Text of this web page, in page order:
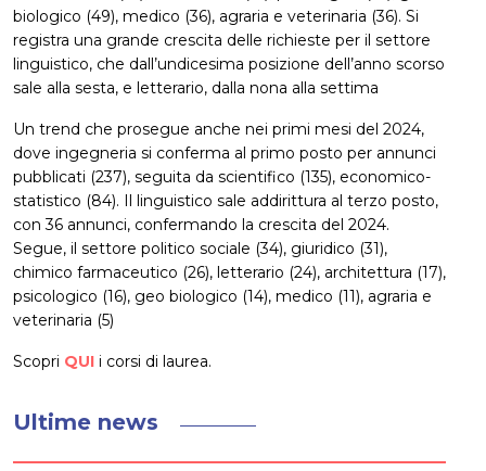
biologico (49), medico (36), agraria e veterinaria (36). Si
registra una grande crescita delle richieste per il settore
linguistico, che dall’undicesima posizione dell’anno scorso
sale alla sesta, e letterario, dalla nona alla settima
Un trend che prosegue anche nei primi mesi del 2024,
dove ingegneria si conferma al primo posto per annunci
pubblicati (237), seguita da scientifico (135), economico-
statistico (84). Il linguistico sale addirittura al terzo posto,
con 36 annunci, confermando la crescita del 2024.
Segue, il settore politico sociale (34), giuridico (31),
chimico farmaceutico (26), letterario (24), architettura (17),
psicologico (16), geo biologico (14), medico (11), agraria e
veterinaria (5)
Scopri QUI i corsi di laurea.
Ultime news